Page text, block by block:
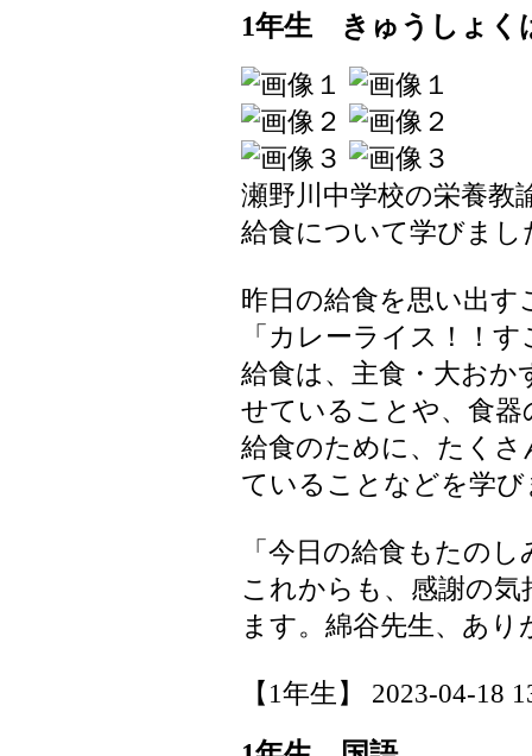
1年生 きゅうしょく
瀬野川中学校の栄養教
給食について学びまし
昨日の給食を思い出
「カレーライス！！
給食は、主食・大おか
せていることや、食
給食のために、たく
ていることなどを学
「今日の給食もたの
これからも、感謝の
ます。綿谷先生、あ
【1年生】 2023-04-18